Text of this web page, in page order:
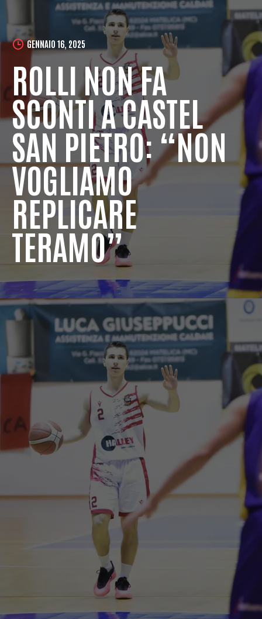
GENNAIO 16, 2025
ROLLI NON FA
SCONTI A CASTEL
SAN PIETRO: “NON
VOGLIAMO
REPLICARE
TERAMO”